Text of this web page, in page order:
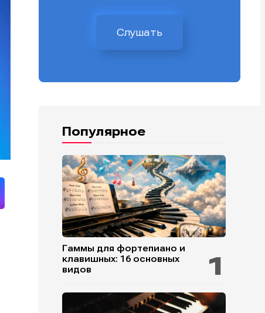
Слушать
Популярное
Гаммы для фортепиано и
клавишных: 16 основных
видов